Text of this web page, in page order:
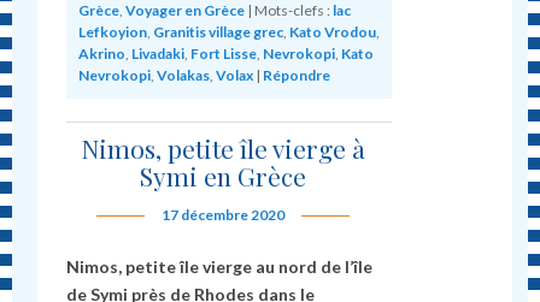
Grèce,Voyager en Grèce | Mots-clefs : lac
Lefkoyion, Granitis village grec, Kato Vrodou,
Akrino, Livadaki, Fort Lisse, Nevrokopi, Kato
Nevrokopi,Volakas,Volax | Répondre
Nimos, petite île vierge à
Symi en Grèce
17 décembre 2020
Nimos, petite île vierge au nord de l’île
de Symi près de Rhodes dans le